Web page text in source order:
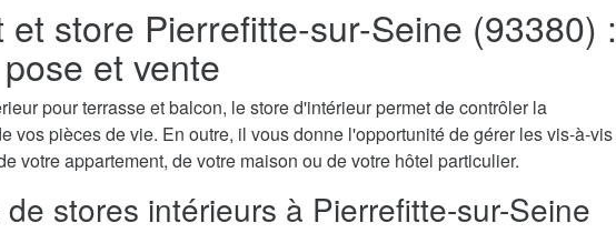
et store Pierrefitte-sur-Seine (93380) :
et vente
pour terrasse et balcon, le store d'intérieur permet de contrôler la
vos pièces de vie. En outre, il vous donne l'opportunité de gérer les vis-à-vis
votre appartement, de votre maison ou de votre hôtel particulier.
stores intérieurs à Pierrefitte-sur-Seine